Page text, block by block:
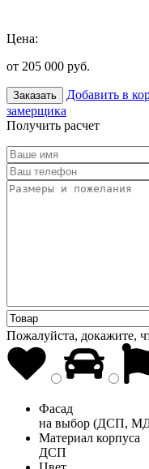
Цена:
от 205 000 руб.
Заказать Добавить в
замерщика
Получить расчет
Пожалуйста, докажите,
Фасад
на выбор (ДСП,
Материал корпуса
ДСП